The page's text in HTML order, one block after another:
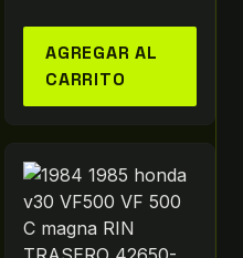
AGREGAR AL
CARRITO